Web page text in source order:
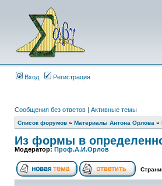
Вход Регистрация
Сообщения без ответов | Активные темы
Список форумов » Материалы Антона Орлова »
Из формы в
Модератор: Проф.А.И.Орлов